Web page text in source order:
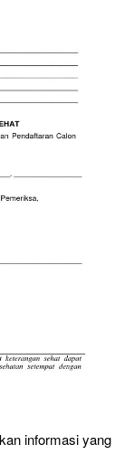
informasi yang